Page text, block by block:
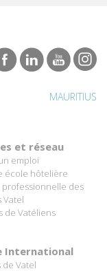
MAURITIUS
et réseau
emploi
école hôtelière
professionnelle des
Vatel
de Vatéliens
International
Vatel